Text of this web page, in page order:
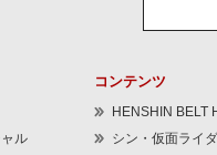
ル
コンテンツ
HENSHIN BELT
シン・仮面ライ